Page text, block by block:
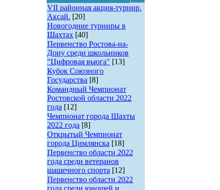
VII районная акция-турнир.
Аксай. [20]
Новогодние турниры в
Шахтах [40]
Первенство Ростова-на-
Дону среди школьников
"Цифровая вьюга" [13]
Кубок Союзного
Государства [8]
Командный Чемпионат
Ростовской области 2022
года [12]
Чемпионат города Шахты
2022 года [8]
Открытый Чемпионат
города Цимлянска [18]
Первенство области 2022
года среди ветеранов
шашечного спорта [12]
Первенство области 2022
года среди юношей и